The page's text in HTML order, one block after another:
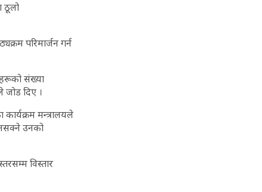
ठूलो
परिमार्जन गर्न
संख्या
जोड दिए ।
मन्त्रालयले
उनको
विस्तार